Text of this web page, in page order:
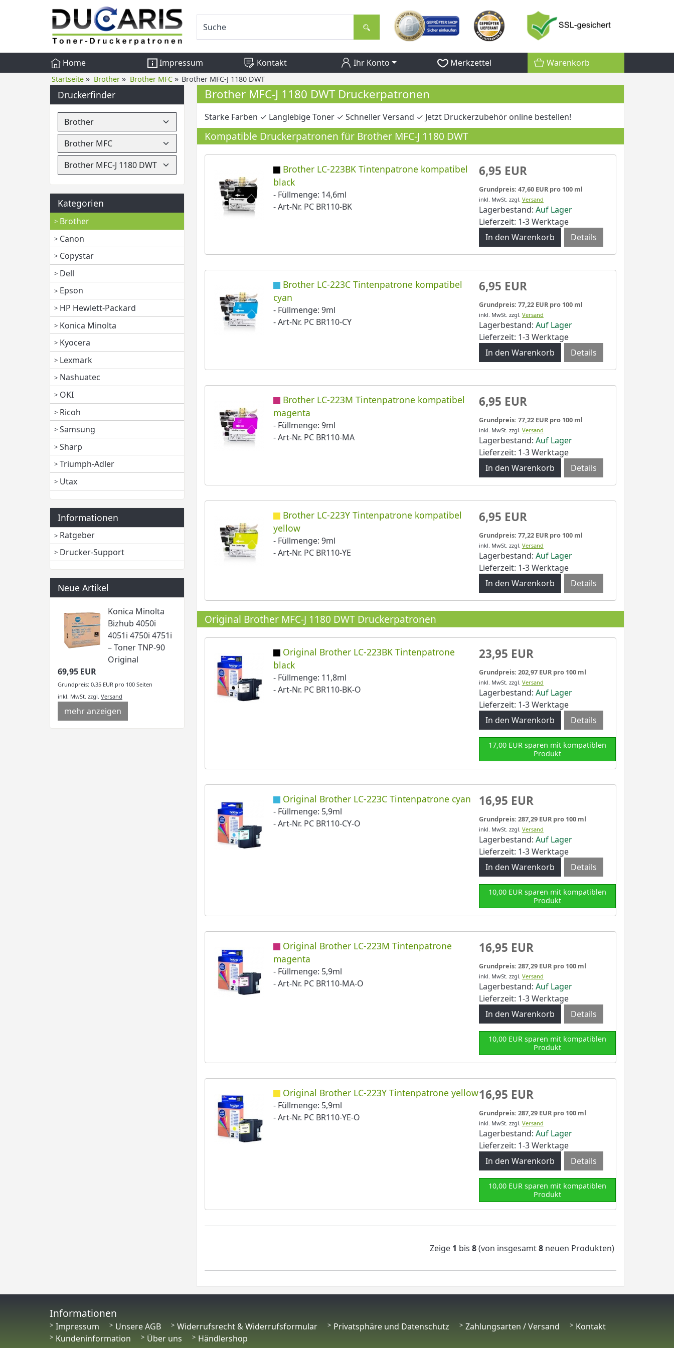
Home Impressum Kontakt Ihr Konto Merkzettel Warenkorb
Startseite » Brother » Brother MFC » Brother MFC-J 1180 DWT
Druckerfinder
Kategorien
Brother
Canon
Copystar
Dell
Epson
HP Hewlett-Packard
Konica Minolta
Kyocera
Lexmark
Nashuatec
OKI
Ricoh
Samsung
Sharp
Triumph-Adler
Utax
Informationen
Ratgeber
Drucker-Support
Neue Artikel
Konica Minolta
Bizhub 4050i
4051i 4750i 4751i
– Toner TNP-90
Original
69,95 EUR
Grundpreis: 0,35 EUR pro 100 Seiten
inkl. MwSt. zzgl. Versand
mehr anzeigen
Brother MFC-J 1180 DWT Druckerpatronen
Starke Farben ✓ Langlebige Toner ✓ Schneller Versand ✓ Jetzt Druckerzubehör online bestellen!
Kompatible Druckerpatronen für Brother MFC-J 1180 DWT
Brother LC-223BK Tintenpatrone kompatibel
black
- Füllmenge: 14,6ml
- Art-Nr. PC BR110-BK
6,95 EUR
Grundpreis: 47,60 EUR pro 100 ml
inkl. MwSt. zzgl. Versand
Lagerbestand: Auf Lager
Lieferzeit: 1-3 Werktage
Details
Brother LC-223C Tintenpatrone kompatibel
cyan
- Füllmenge: 9ml
- Art-Nr. PC BR110-CY
6,95 EUR
Grundpreis: 77,22 EUR pro 100 ml
inkl. MwSt. zzgl. Versand
Lagerbestand: Auf Lager
Lieferzeit: 1-3 Werktage
Details
Brother LC-223M Tintenpatrone kompatibel
magenta
- Füllmenge: 9ml
- Art-Nr. PC BR110-MA
6,95 EUR
Grundpreis: 77,22 EUR pro 100 ml
inkl. MwSt. zzgl. Versand
Lagerbestand: Auf Lager
Lieferzeit: 1-3 Werktage
Details
Brother LC-223Y Tintenpatrone kompatibel
yellow
- Füllmenge: 9ml
- Art-Nr. PC BR110-YE
6,95 EUR
Grundpreis: 77,22 EUR pro 100 ml
inkl. MwSt. zzgl. Versand
Lagerbestand: Auf Lager
Lieferzeit: 1-3 Werktage
Details
Original Brother MFC-J 1180 DWT Druckerpatronen
Original Brother LC-223BK Tintenpatrone
black
- Füllmenge: 11,8ml
- Art-Nr. PC BR110-BK-O
23,95 EUR
Grundpreis: 202,97 EUR pro 100 ml
inkl. MwSt. zzgl. Versand
Lagerbestand: Auf Lager
Lieferzeit: 1-3 Werktage
Details
17,00 EUR sparen mit kompatiblen
Produkt
Original Brother LC-223C Tintenpatrone cyan
- Füllmenge: 5,9ml
- Art-Nr. PC BR110-CY-O
16,95 EUR
Grundpreis: 287,29 EUR pro 100 ml
inkl. MwSt. zzgl. Versand
Lagerbestand: Auf Lager
Lieferzeit: 1-3 Werktage
Details
10,00 EUR sparen mit kompatiblen
Produkt
Original Brother LC-223M Tintenpatrone
magenta
- Füllmenge: 5,9ml
- Art-Nr. PC BR110-MA-O
16,95 EUR
Grundpreis: 287,29 EUR pro 100 ml
inkl. MwSt. zzgl. Versand
Lagerbestand: Auf Lager
Lieferzeit: 1-3 Werktage
Details
10,00 EUR sparen mit kompatiblen
Produkt
Original Brother LC-223Y Tintenpatrone yellow
- Füllmenge: 5,9ml
- Art-Nr. PC BR110-YE-O
16,95 EUR
Grundpreis: 287,29 EUR pro 100 ml
inkl. MwSt. zzgl. Versand
Lagerbestand: Auf Lager
Lieferzeit: 1-3 Werktage
Details
10,00 EUR sparen mit kompatiblen
Produkt
Zeige 1 bis 8(von insgesamt8 neuen Produkten)
Informationen
Impressum Unsere AGB Widerrufsrecht & Widerrufsformular Privatsphäre und Datenschutz Zahlungsarten / Versand
Kontakt
Kundeninformation
Über uns Händlershop